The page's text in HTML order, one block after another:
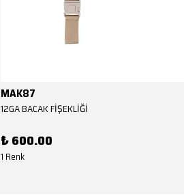
MAK87
12GA BACAK FİŞEKLİĞİ
₺ 600.00
1 Renk